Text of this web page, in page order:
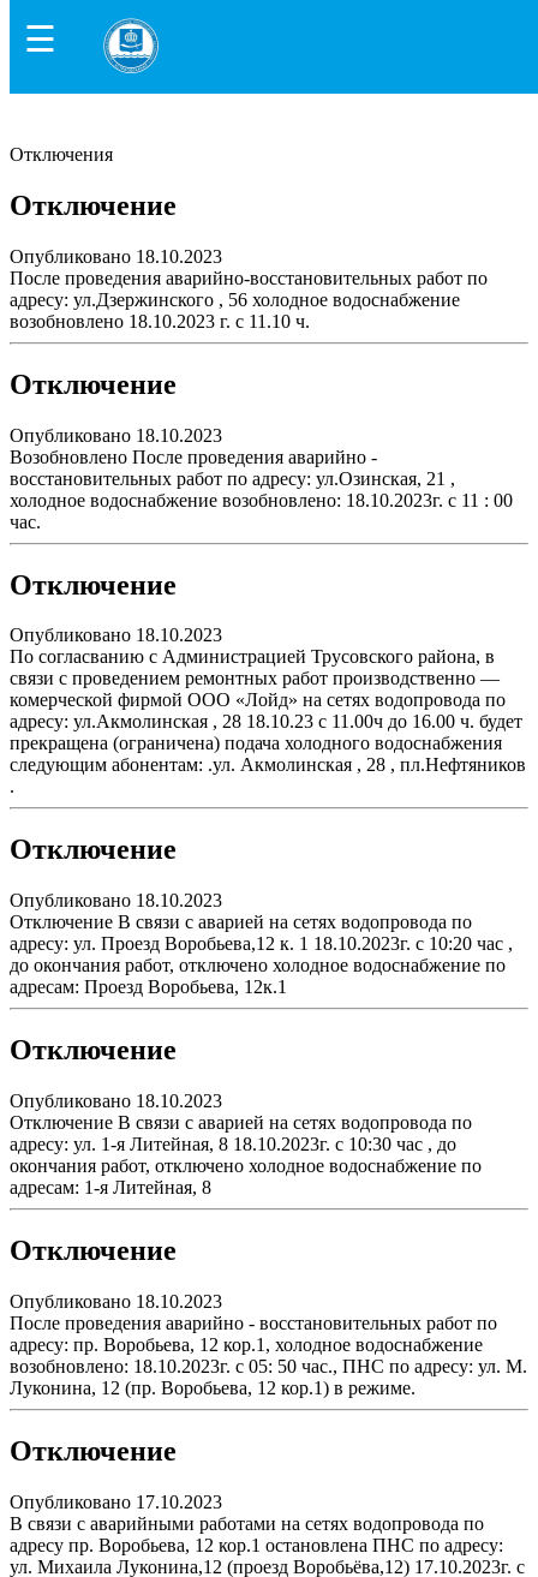
☰
Отключения
Отключение
Опубликовано 18.10.2023
После проведения аварийно-восстановительных работ по
адресу: ул.Дзержинского , 56 холодное водоснабжение
возобновлено 18.10.2023 г. с 11.10 ч.
Отключение
Опубликовано 18.10.2023
Возобновлено После проведения аварийно -
восстановительных работ по адресу: ул.Озинская, 21 ,
холодное водоснабжение возобновлено: 18.10.2023г. с 11 : 00
час.
Отключение
Опубликовано 18.10.2023
По согласванию с Администрацией Трусовского района, в
связи с проведением ремонтных работ производственно —
комерческой фирмой ООО «Лойд» на сетях водопровода по
адресу: ул.Акмолинская , 28 18.10.23 с 11.00ч до 16.00 ч. будет
прекращена (ограничена) подача холодного водоснабжения
следующим абонентам: .ул. Акмолинская , 28 , пл.Нефтяников
.
Отключение
Опубликовано 18.10.2023
Отключение В связи с аварией на сетях водопровода по
адресу: ул. Проезд Воробьева,12 к. 1 18.10.2023г. с 10:20 час ,
до окончания работ, отключено холодное водоснабжение по
адресам: Проезд Воробьева, 12к.1
Отключение
Опубликовано 18.10.2023
Отключение В связи с аварией на сетях водопровода по
адресу: ул. 1-я Литейная, 8 18.10.2023г. с 10:30 час , до
окончания работ, отключено холодное водоснабжение по
адресам: 1-я Литейная, 8
Отключение
Опубликовано 18.10.2023
После проведения аварийно - восстановительных работ по
адресу: пр. Воробьева, 12 кор.1, холодное водоснабжение
возобновлено: 18.10.2023г. с 05: 50 час., ПНС по адресу: ул. М.
Луконина, 12 (пр. Воробьева, 12 кор.1) в режиме.
Отключение
Опубликовано 17.10.2023
В связи с аварийными работами на сетях водопровода по
адресу пр. Воробьева, 12 кор.1 остановлена ПНС по адресу:
ул. Михаила Луконина,12 (проезд Воробьёва,12) 17.10.2023г. с